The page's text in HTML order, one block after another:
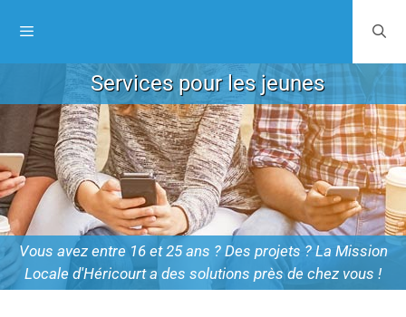
Services pour les jeunes
Vous avez entre 16 et 25 ans ? Des projets ? La Mission
Locale d'Héricourt a des solutions près de chez vous !